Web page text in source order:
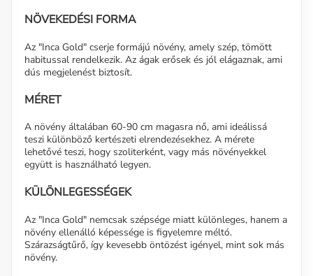
NÖVEKEDÉSI FORMA
Az "Inca Gold" cserje formájú növény, amely szép, tömött
habitussal rendelkezik. Az ágak erősek és jól elágaznak, ami
dús megjelenést biztosít.
MÉRET
A növény általában 60-90 cm magasra nő, ami ideálissá
teszi különböző kertészeti elrendezésekhez. A mérete
lehetővé teszi, hogy szoliterként, vagy más növényekkel
együtt is használható legyen.
KÜLÖNLEGESSÉGEK
Az "Inca Gold" nemcsak szépsége miatt különleges, hanem a
növény ellenálló képessége is figyelemre méltó.
Szárazságtűrő, így kevesebb öntözést igényel, mint sok más
növény.